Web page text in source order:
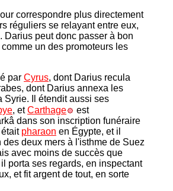
correspondre plus directement
réguliers se relayant entre eux,
peut donc passer à bon
un des promoteurs les
par Cyrus, dont Darius recula
dont Darius annexa les
Syrie. Il étendit aussi ses
, etCarthage
est
dans son inscription funéraire
pharaon en Égypte, et il
deux mers à l'isthme de Suez
avec moins de succès que
porta ses regards, en inspectant
et fit argent de tout, en sorte